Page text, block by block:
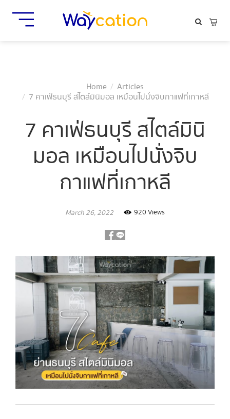
Home
Articles
7 คาเฟ่ธนบุรี สไตล์มินิมอล เหมือนไปนั่งจิบกาแฟที่เกาหลี
7 คาเฟ่ธนบุรี สไตล์มินิ
มอล เหมือนไปนั่งจิบ
กาแฟที่เกาหลี
March 26, 2022 920 Views